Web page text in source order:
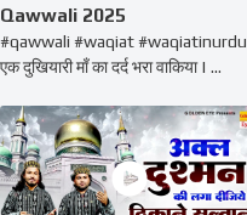
Qawwali 2025
#qawwali #waqiat #waqiatinurdu
एक दुखियारी माँ का दर्द भरा वाकिया | ...